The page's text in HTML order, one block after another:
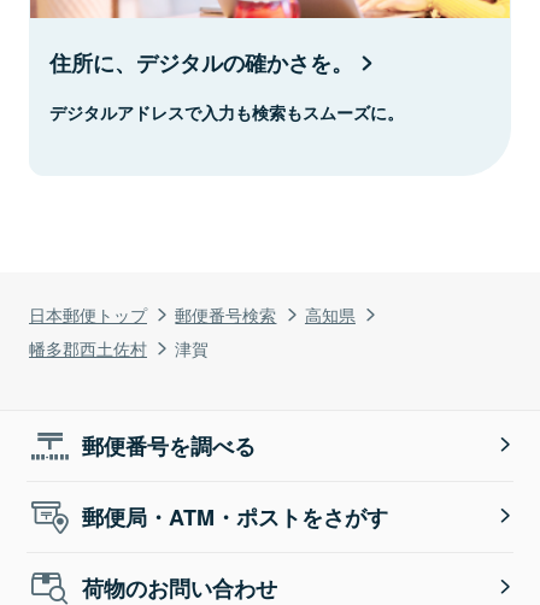
日本郵便トップ 郵便番号検索
高知県
幡多郡西土佐村
津賀
住所に、デジタルの確かさを。
デジタルアドレスで入力も検索もスムーズに。
郵便番号を調べる
郵便局・ATM・ポストをさがす
荷物のお問い合わせ